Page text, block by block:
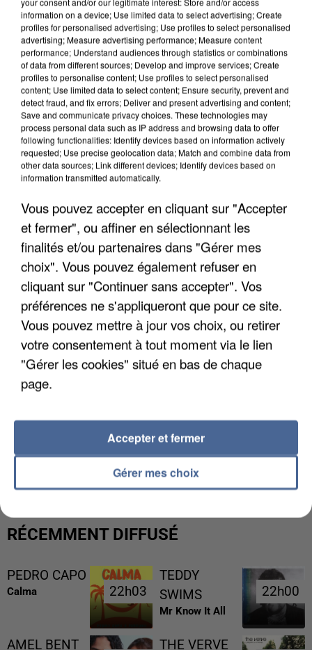
INTERMARCHÉ APRÈS UNE...
LES FRANÇAIS, FANS DE LA FLEMME
RÉCEMMENT DIFFUSÉ
PEDRO CAPO
Calma 22h03
22h03
TEDDY
SWIMS
Mr Know It All
22h00
22h00
AMEL BENT THE VERVE
information on a device; Use limited data to select advertising; Create
profiles for personalised advertising; Use profiles to select personalised
advertising; Measure advertising performance; Measure content
performance; Understand audiences through statistics or combinations
of data from different sources; Develop and improve services; Create
profiles to personalise content; Use profiles to select personalised
content; Use limited data to select content; Ensure security, prevent and
detect fraud, and fix errors; Deliver and present advertising and content;
Save and communicate privacy choices. These technologies may
process personal data such as IP address and browsing data to offer
following functionalities: Identify devices based on information actively
requested; Use precise geolocation data; Match and combine data from
other data sources; Link different devices; Identify devices based on
information transmitted automatically.
Vous pouvez accepter en cliquant sur "Accepter
et fermer", ou affiner en sélectionnant les
finalités et/ou partenaires dans "Gérer mes
choix". Vous pouvez également refuser en
cliquant sur "Continuer sans accepter". Vos
préférences ne s'appliqueront que pour ce site.
Vous pouvez mettre à jour vos choix, ou retirer
votre consentement à tout moment via le lien
"Gérer les cookies" situé en bas de chaque
page.
Gérer mes choix
Accepter et fermer